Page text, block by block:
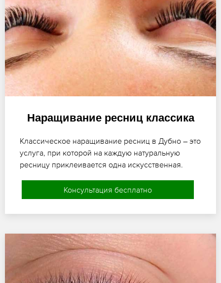
Наращивание ресниц классика
Классическое наращивание ресниц в Дубно – это
услуга, при которой на каждую натуральную
ресницу приклеивается одна искусственная.
Консультация бесплатно